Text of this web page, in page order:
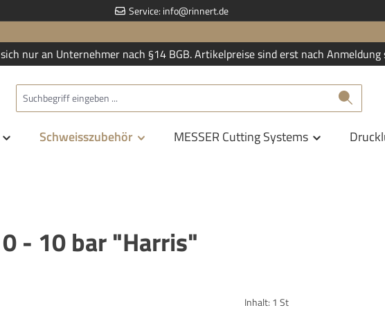
Service: info@rinnert.de
nur an Unternehmer nach §14 BGB. Artikelpreise sind erst nach Anmeldung
Schweisszubehör MESSER Cutting Systems
- 10 bar "Harris"
Inhalt: 1 St